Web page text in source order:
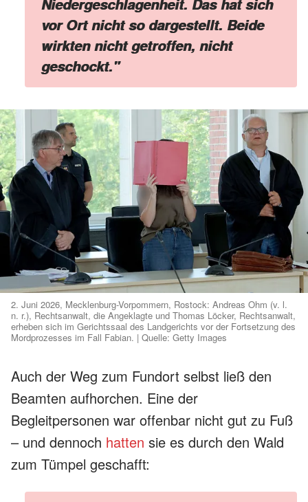
Niedergeschlagenheit. Das hat sich
vor Ort nicht so dargestellt. Beide
wirkten nicht getroffen, nicht
geschockt."
2. Juni 2026, Mecklenburg-Vorpommern, Rostock: Andreas Ohm (v. l.
n. r.), Rechtsanwalt, die Angeklagte und Thomas Löcker, Rechtsanwalt,
erheben sich im Gerichtssaal des Landgerichts vor der Fortsetzung des
Mordprozesses im Fall Fabian. | Quelle: Getty Images
Auch der Weg zum Fundort selbst ließ den
Beamten aufhorchen. Eine der
Begleitpersonen war offenbar nicht gut zu Fuß
– und dennoch hatten sie es durch den Wald
zum Tümpel geschafft: